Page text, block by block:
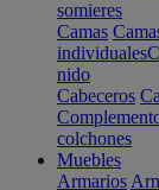
somieres
Camas
individuales
nido
Cabeceros
colchones
Muebles
Armarios